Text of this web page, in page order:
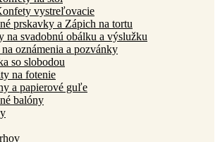
vystreľovacie
prskavky a Zápich na tortu
na svadobnú obálku a výslužku
oznámenia a pozvánky
so slobodou
na fotenie
a papierové guľe
balóny